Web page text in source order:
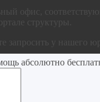
офис,
структуры.
у нашего
абсолютно